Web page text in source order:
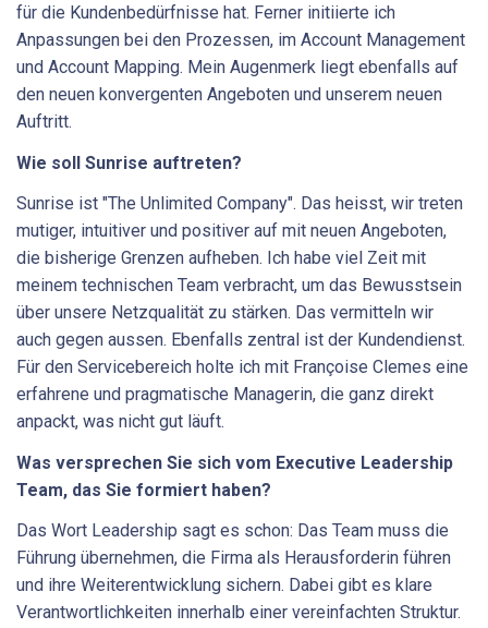
für die Kundenbedürfnisse hat. Ferner initiierte ich
Anpassungen bei den Prozessen, im Account Management
und Account Mapping. Mein Augenmerk liegt ebenfalls auf
den neuen konvergenten Angeboten und unserem neuen
Auftritt.
Wie soll Sunrise auftreten?
Sunrise ist "The Unlimited Company". Das heisst, wir treten
mutiger, intuitiver und positiver auf mit neuen Angeboten,
die bisherige Grenzen aufheben. Ich habe viel Zeit mit
meinem technischen Team verbracht, um das Bewusstsein
über unsere Netzqualität zu stärken. Das vermitteln wir
auch gegen aussen. Ebenfalls zentral ist der Kundendienst.
Für den Servicebereich holte ich mit Françoise Clemes eine
erfahrene und pragmatische Managerin, die ganz direkt
anpackt, was nicht gut läuft.
Was versprechen Sie sich vom Executive Leadership
Team, das Sie formiert haben?
Das Wort Leadership sagt es schon: Das Team muss die
Führung übernehmen, die Firma als Herausforderin führen
und ihre Weiterentwicklung sichern. Dabei gibt es klare
Verantwortlichkeiten innerhalb einer vereinfachten Struktur.